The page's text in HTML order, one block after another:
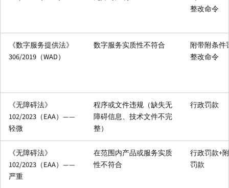
整改命令
《数字服务提供法》
306/2019（WAD）
数字服务实质性不符合
附带附条件
整改命令
《无障碍法》
102/2023（EAA）——
轻微
程序或文件违规（缺失无
障碍信息、技术文件不完
整）
行政罚款
《无障碍法》
102/2023（EAA）——
严重
在范围内产品或服务实质
性不符合
行政罚款+
罚款